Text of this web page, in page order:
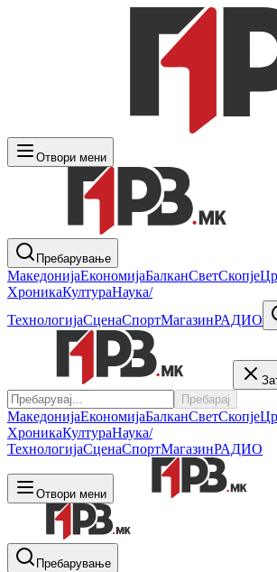
Отвори мени
Пребарување
МакедонијаЕкономијаБалканСветСкопје
ХроникаКултураНаука/
ТехнологијаСценаСпортМагазинРАДИО
Пребарај
МакедонијаЕкономијаБалканСветСкопје
ХроникаКултураНаука/
ТехнологијаСценаСпортМагазинРАДИО
Отвори мени
Пребарување